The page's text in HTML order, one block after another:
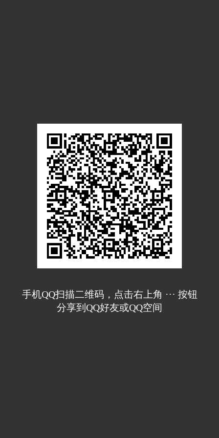
手机QQ扫描二维码，点击右上角 ··· 按钮
分享到QQ好友或QQ空间